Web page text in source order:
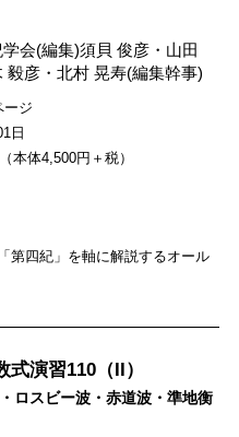
会(編集)須貝 俊彦 ・ 山田
毅彦 ・北村 晃寿(編集幹事)
ージ
日
本体4,500円＋税）
第四紀」を軸に解説するオール
演習110（II）
ロスビー波・赤道波・準地衡